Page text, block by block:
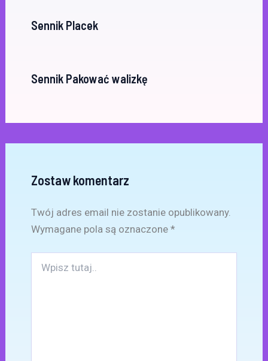
Sennik Placek
Sennik Pakować walizkę
Zostaw komentarz
Twój adres email nie zostanie opublikowany.
Wymagane pola są oznaczone *
tutaj..